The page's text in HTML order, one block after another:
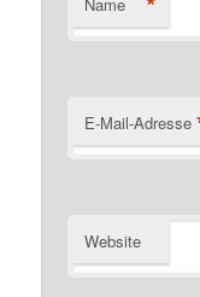
E-Mail-Adresse
Website